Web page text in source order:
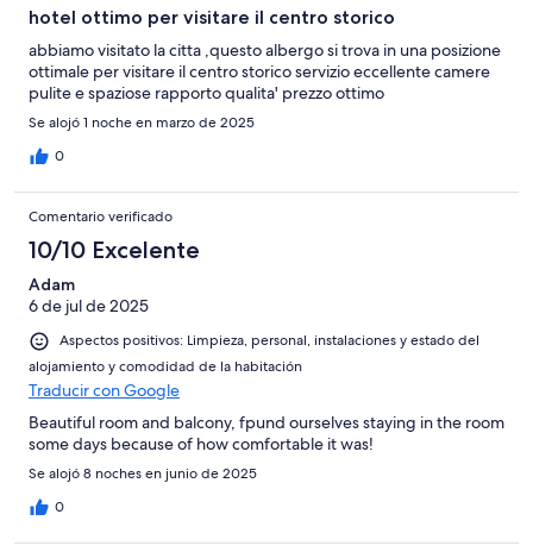
hotel ottimo per visitare il centro storico
abbiamo visitato la citta ,questo albergo si trova in una posizione
ottimale per visitare il centro storico servizio eccellente camere
pulite e spaziose rapporto qualita' prezzo ottimo
Se alojó 1 noche en marzo de 2025
0
Comentario verificado
10/10 Excelente
Adam
6 de jul de 2025
Aspectos positivos: Limpieza, personal, instalaciones y estado del
alojamiento y comodidad de la habitación
Traducir con Google
Beautiful room and balcony, fpund ourselves staying in the room
some days because of how comfortable it was!
Se alojó 8 noches en junio de 2025
0